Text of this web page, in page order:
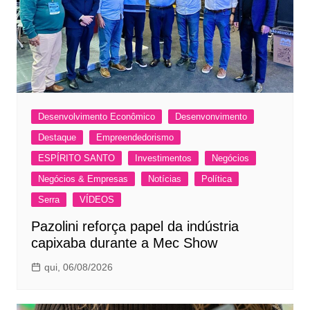
Desenvolvimento Econômico
Desenvonvimento
Destaque
Empreendedorismo
ESPÍRITO SANTO
Investimentos
Negócios
Negócios & Empresas
Notícias
Política
Serra
VÍDEOS
Pazolini reforça papel da indústria
capixaba durante a Mec Show
qui, 06/08/2026